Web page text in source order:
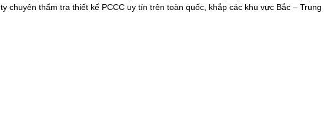
ty chuyên thẩm tra thiết kế PCCC uy tín trên toàn quốc, khắp các khu vực Bắc – Trung